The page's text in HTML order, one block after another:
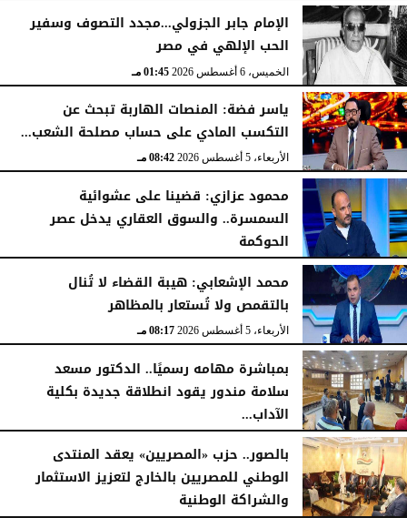
الخميس، 6 أغسطس 2026
الإمام جابر الجزولي...مجدد التصوف وسفير
الحب الإلهي في مصر
الخميس، 6 أغسطس 2026 01:45 مـ
ياسر فضة: المنصات الهاربة تبحث عن
التكسب المادي على حساب مصلحة الشعب...
الأربعاء، 5 أغسطس 2026 08:42 مـ
محمود عزازي: قضينا على عشوائية
السمسرة.. والسوق العقاري يدخل عصر
الحوكمة
الأربعاء، 5 أغسطس 2026
محمد الإشعابي: هيبة القضاء لا تُنال
بالتقمص ولا تُستعار بالمظاهر
الأربعاء، 5 أغسطس 2026 08:17 مـ
بمباشرة مهامه رسميًا.. الدكتور مسعد
سلامة مندور يقود انطلاقة جديدة بكلية
الآداب...
الأربعاء، 5 أغسطس 2026
بالصور.. حزب «المصريين» يعقد المنتدى
الوطني للمصريين بالخارج لتعزيز الاستثمار
والشراكة الوطنية